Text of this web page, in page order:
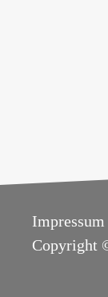
Impressum
Copyright